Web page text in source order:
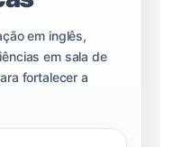
em inglês,
em sala de
fortalecer a